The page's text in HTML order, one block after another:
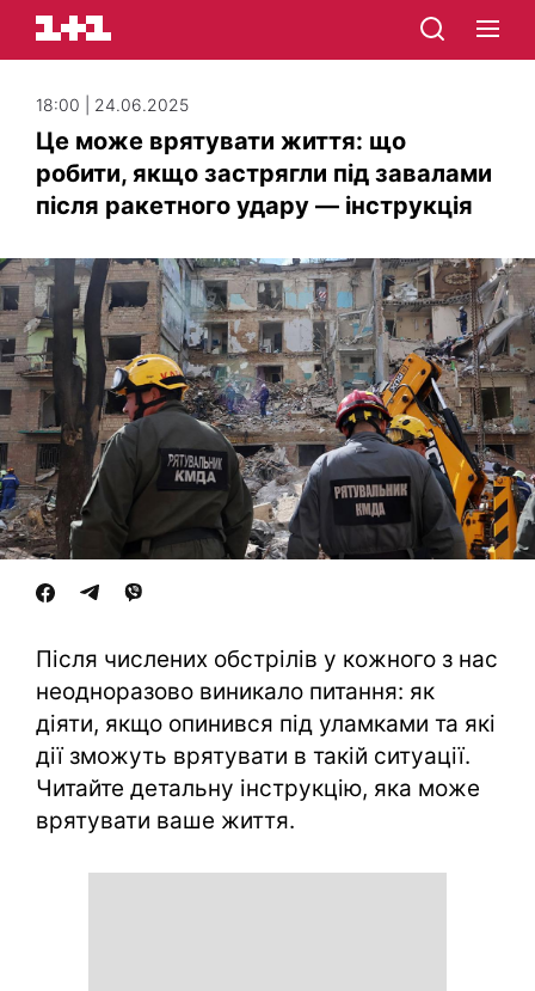
18:00 | 24.06.2025
Це може врятувати життя: що
робити, якщо застрягли під завалами
після ракетного удару — інструкція
Після числених обстрілів у кожного з нас
неодноразово виникало питання: як
діяти, якщо опинився під уламками та які
дії зможуть врятувати в такій ситуації.
Читайте детальну інструкцію, яка може
врятувати ваше життя.